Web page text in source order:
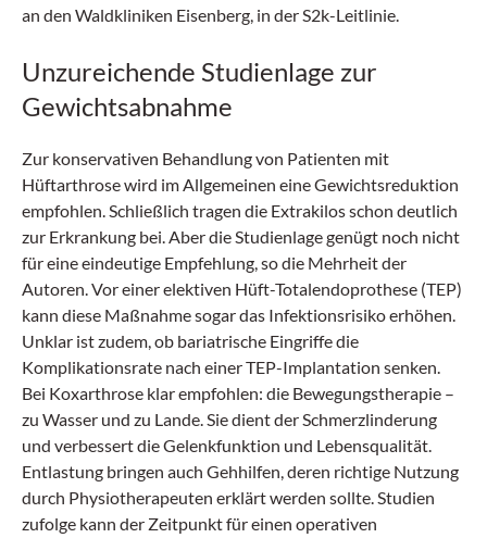
an den Waldkliniken Eisenberg, in der S2k-Leitlinie.
Unzureichende Studienlage zur
Gewichtsabnahme
Zur konservativen Behandlung von Patienten mit
Hüftarthrose wird im Allgemeinen eine Gewichtsreduktion
empfohlen. Schließlich tragen die Extrakilos schon deutlich
zur Erkrankung bei. Aber die Studienlage genügt noch nicht
für eine eindeutige Empfehlung, so die Mehrheit der
Autoren. Vor einer elektiven Hüft-Totalendoprothese (TEP)
kann diese Maßnahme sogar das Infektionsrisiko erhöhen.
Unklar ist zudem, ob bariatrische Eingriffe die
Komplikationsrate nach einer TEP-Implantation senken.
Bei Koxarthrose klar empfohlen: die Bewegungstherapie –
zu Wasser und zu Lande. Sie dient der Schmerzlinderung
und verbessert die Gelenkfunktion und Lebensqualität.
Entlastung bringen auch Gehhilfen, deren richtige Nutzung
durch Physiotherapeuten erklärt werden sollte. Studien
zufolge kann der Zeitpunkt für einen operativen